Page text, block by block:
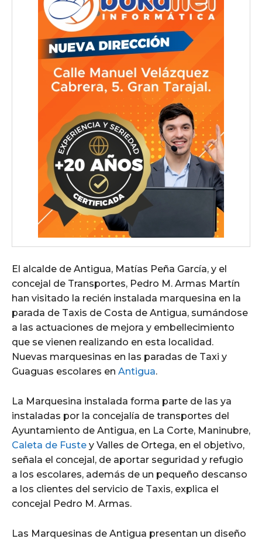
El alcalde de Antigua, Matías Peña García, y el
concejal de Transportes, Pedro M. Armas Martín
han visitado la recién instalada marquesina en la
parada de Taxis de Costa de Antigua, sumándose
a las actuaciones de mejora y embellecimiento
que se vienen realizando en esta localidad.
Nuevas marquesinas en las paradas de Taxi y
Guaguas escolares en Antigua.
La Marquesina instalada forma parte de las ya
instaladas por la concejalía de transportes del
Ayuntamiento de Antigua, en La Corte, Maninubre,
Caleta de Fuste y Valles de Ortega, en el objetivo,
señala el concejal, de aportar seguridad y refugio
a los escolares, además de un pequeño descanso
a los clientes del servicio de Taxis, explica el
concejal Pedro M. Armas.
Las Marquesinas de Antigua presentan un diseño